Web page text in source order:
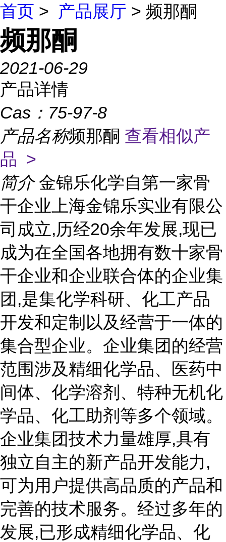
首页 > 产品展厅 > 频那酮
频那酮
2021-06-29
产品详情
Cas： 75-97-8
产品名称频那酮 查看相似产
品 >
简介 金锦乐化学自第一家骨
干企业上海金锦乐实业有限公
司成立,历经20余年发展,现已
成为在全国各地拥有数十家骨
干企业和企业联合体的企业集
团,是集化学科研、化工产品
开发和定制以及经营于一体的
集合型企业。企业集团的经营
范围涉及精细化学品、医药中
间体、化学溶剂、特种无机化
学品、化工助剂等多个领域。
企业集团技术力量雄厚,具有
独立自主的新产品开发能力,
可为用户提供高品质的产品和
完善的技术服务。经过多年的
发展,已形成精细化学品、化